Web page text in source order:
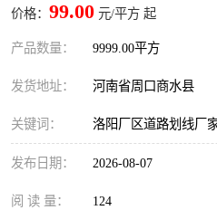
价格： 99.00 元/平方 起
产品数量： 9999.00平方
发货地址： 河南省周口商水县
关键词： 洛阳厂区道路划线厂
发布日期： 2026-08-07
阅 读 量： 124